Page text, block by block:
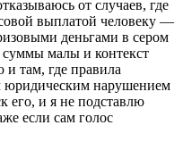
от случаев, где
выплатой человеку —
деньгами в сером
суммы малы и контекст
и там, где правила
юридическим нарушением
его, и я не подставлю
если сам голос